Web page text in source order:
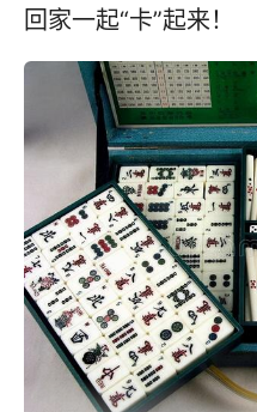
回家一起“卡”起来！